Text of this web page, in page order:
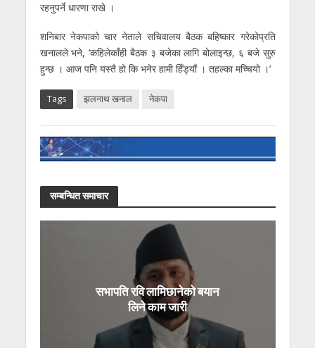
रहनुपर्ने धारणा राखे ।
शनिबार नेकपाको चार नेताले सचिवालय बैठक बहिष्कार गरेकोप्रति
खनालले भने, ‘कहिलेकाँही बैठक ३ बजेका लागि बोलाइन्छ, ६ बजे सुरु
हुन्छ । आज पनि यस्तै हो कि भनेर हामी हिँड्यौं । तहल्का मच्चियो ।’
Tags झलनाथ खनाल नेकपा
सम्बन्धित समाचार
सभापति रवि लामिछानेको बयान
लिने काम जारी